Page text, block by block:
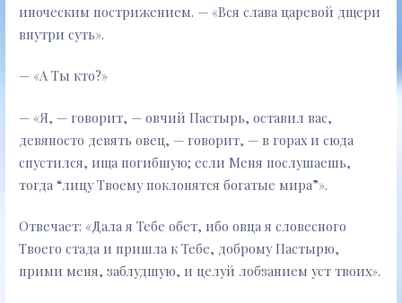
иноческим пострижением. — «Вся слава царевой дщери
внутри суть».
— «А Ты кто?»
— «Я, — говорит, — овчий Пастырь, оставил вас,
девяносто девять овец, — говорит, — в горах и сюда
спустился, ища погибшую; если Меня послушаешь,
тогда “лицу Твоему поклонятся богатые мира”».
Отвечает: «Дала я Тебе обет, ибо овца я словесного
Твоего стада и пришла к Тебе, доброму Пастырю,
прими меня, заблудшую, и целуй лобзанием уст твоих».